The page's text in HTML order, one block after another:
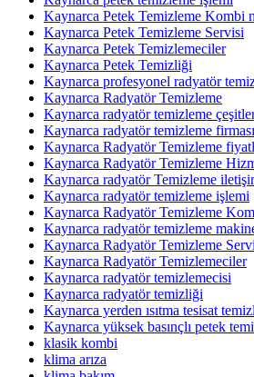
Kaynarca Petek Temizleme Kombi
Kaynarca Petek Temizleme Servisi
Kaynarca Petek Temizlemeciler
Kaynarca Petek Temizliği
Kaynarca profesyonel radyatör
Kaynarca Radyatör Temizleme
Kaynarca radyatör temizleme
Kaynarca radyatör temizleme firması
Kaynarca Radyatör Temizleme
Kaynarca Radyatör Temizleme
Kaynarca radyatör Temizleme
Kaynarca radyatör temizleme işlemi
Kaynarca Radyatör Temizleme
Kaynarca radyatör temizleme
Kaynarca Radyatör Temizleme
Kaynarca Radyatör Temizlemeciler
Kaynarca radyatör temizlemecisi
Kaynarca radyatör temizliği
Kaynarca yerden ısıtma tesisat
Kaynarca yüksek basınçlı petek
klasik kombi
klima arıza